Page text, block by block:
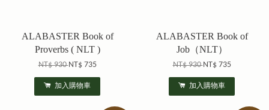
ALABASTER Book of
Proverbs ( NLT )
NT$ 930NT$ 735
加入購物車
ALABASTER Book of
Job（NLT）
NT$ 930NT$ 735
加入購物車